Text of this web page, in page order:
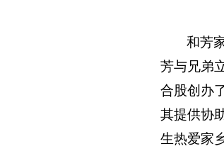
和芳
芳与兄弟
合股创办
其提供协
生热爱家